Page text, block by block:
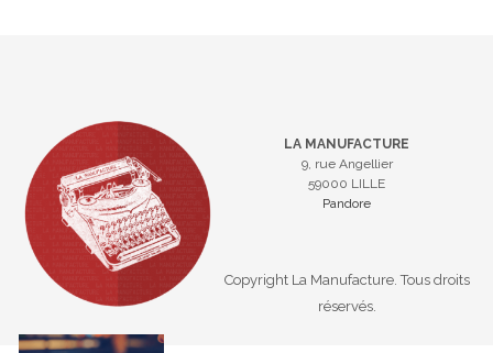
LA MANUFACTURE
9, rue Angellier
59000 LILLE
Pandore
Copyright La Manufacture. Tous droits
réservés.